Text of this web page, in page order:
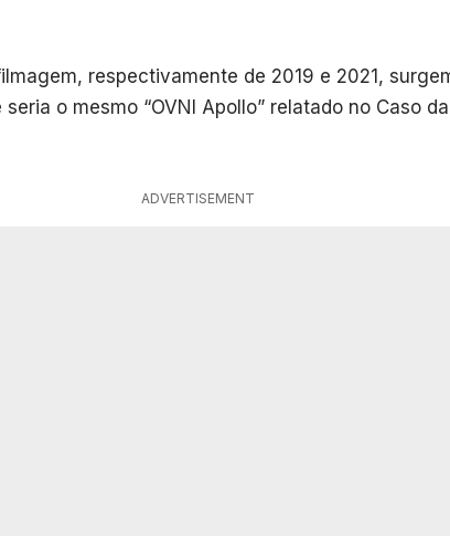
respectivamente de 2019 e 2021,
o mesmo “OVNI Apollo” relatado no Caso
ADVERTISEMENT